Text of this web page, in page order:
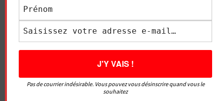
Pas de courrier indésirable. Vous pouvez vous désinscrire quand vous le
souhaitez